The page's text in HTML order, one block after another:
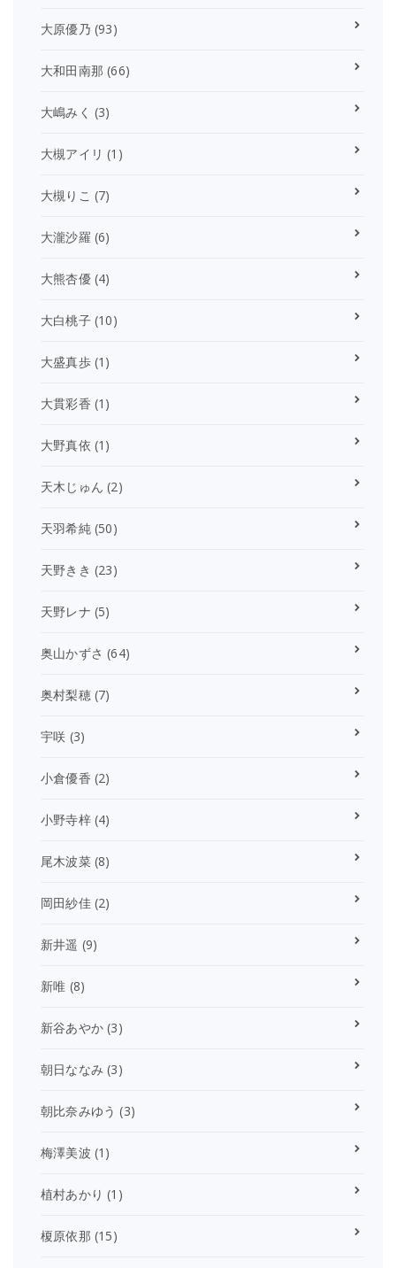
大原優乃 (93)
大和田南那 (66)
大嶋みく (3)
大槻アイリ (1)
大槻りこ (7)
大瀧沙羅 (6)
大熊杏優(4)
大白桃子(10)
大盛真歩(1)
大貫彩香 (1)
大野真依 (1)
天木じゅん (2)
天羽希純(50)
天野きき (23)
天野レナ (5)
奥山かずさ (64)
奥村梨穂(7)
宇咲 (3)
小倉優香 (2)
小野寺梓(4)
尾木波菜(8)
岡田紗佳(2)
新井遥 (9)
新唯 (8)
新谷あやか (3)
朝日ななみ (3)
朝比奈みゆう (3)
梅澤美波 (1)
植村あかり (1)
榎原依那 (15)